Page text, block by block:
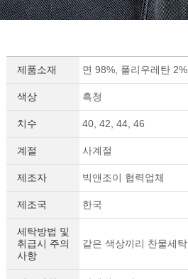
제품소재 면 98%, 폴리우레탄 2%
색상 흑청
치수 40, 42, 44, 46
계절 사계절
제조자 빅앤조이 협력업체
제조국 한국
세탁방법 및
취급시 주의
사항
같은 색상끼리 찬물세탁